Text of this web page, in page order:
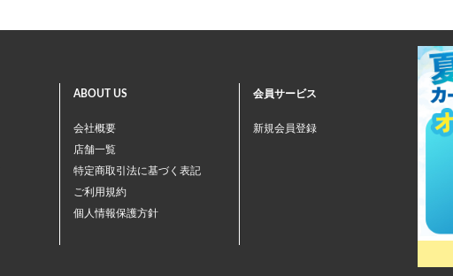
ABOUT US
会社概要
店舗一覧
特定商取引法に基づく表記
ご利用規約
個人情報保護方針
会員サービス
新規会員登録